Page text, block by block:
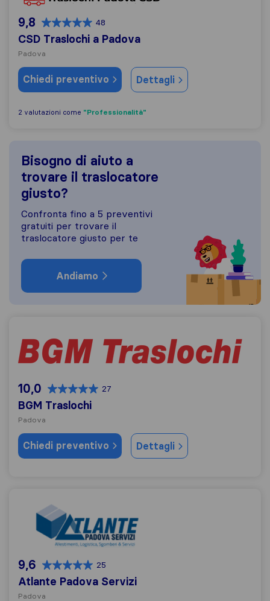
9,8 48
CSD Traslochi a Padova
Padova
Chiedi preventivo Dettagli
2 valutazioni come "Professionalità"
Bisogno di aiuto a
trovare il traslocatore
giusto?
Confronta fino a 5 preventivi
gratuiti per trovare il
traslocatore giusto per te
Andiamo
10,0 27
BGM Traslochi
Padova
Chiedi preventivo Dettagli
Atlante Padova Servizi
9,6 25
Atlante Padova Servizi
Padova